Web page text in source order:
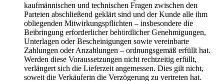
kaufmännischen und technischen Fragen zwischen den
Parteien abschließend geklärt sind und der Kunde alle ihm
obliegenden Mitwirkungspflichten – insbesondere die
Beibringung erforderlicher behördlicher Genehmigungen,
Unterlagen oder Bescheinigungen sowie vereinbarte
Zahlungen oder Anzahlungen – ordnungsgemäß erfüllt hat.
Werden diese Voraussetzungen nicht rechtzeitig erfüllt,
verlängert sich die Lieferzeit angemessen. Dies gilt nicht,
soweit die Verkäuferin die Verzögerung zu vertreten hat.